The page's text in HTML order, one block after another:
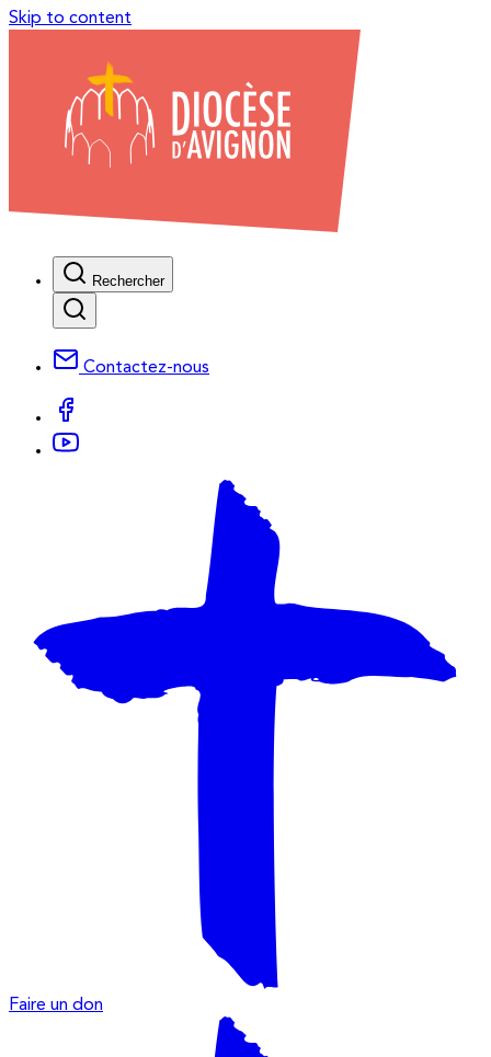
Skip to content
Rechercher
Contactez-nous
Faire un don